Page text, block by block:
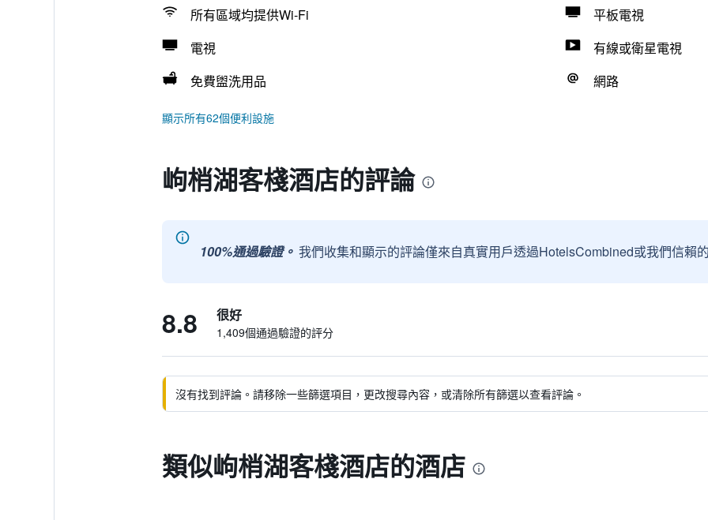
所有區域均提供Wi-Fi
平板電視
電視
有線或衛星電視
免費盥洗用品
網路
顯示所有62個便利設施
岣梢湖客棧酒店的評論
100%通過驗證。 我們收集和顯示的評論僅來自真實用戶透過HotelsCombined或我們信賴
8.8 很好
1,409個通過驗證的評分
沒有找到評論。請移除一些篩選項目，更改搜尋內容，或清除所有篩選以查看評論。
類似岣梢湖客棧酒店的酒店